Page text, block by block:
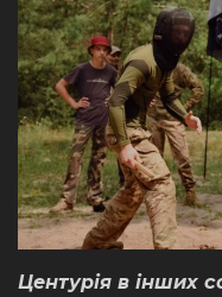
Центурія в інших